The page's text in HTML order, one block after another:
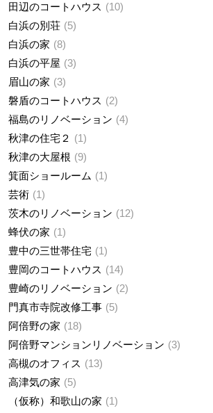
田辺のコートハウス
10
白浜の別荘
5
白浜の家
8
白浜の平屋
3
眉山の家
3
磐盾のコートハウス
2
福島のリノベーション
4
秋津の住宅２
1
秋津の大屋根
9
箕面ショールーム
1
芸術
1
茨木のリノベーション
12
蜂伏の家
1
豊中の三世帯住宅
1
豊岡のコートハウス
14
豊崎のリノベーション
2
門真市寺院改修工事
5
阿倍野の家
18
阿倍野マンションリノベーション
3
高槻のオフィス
13
高津気の家
5
（仮称）和歌山の家
1